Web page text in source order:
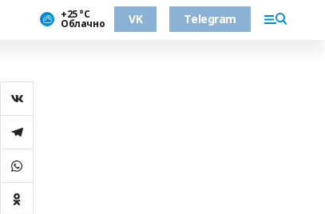
+25 °С
Облачно VK Telegram